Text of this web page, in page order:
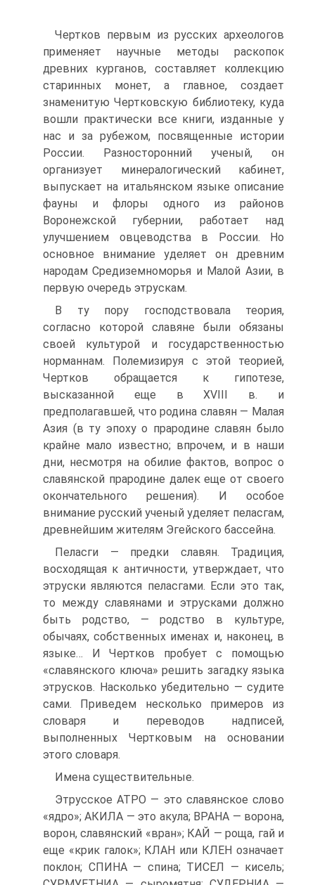
Чертков первым из русских археологов
применяет научные методы раскопок
древних курганов, составляет коллекцию
старинных монет, а главное, создает
знаменитую Чертковскую библиотеку, куда
вошли практически все книги, изданные у
нас и за рубежом, посвященные истории
России. Разносторонний ученый, он
организует минералогический кабинет,
выпускает на итальянском языке описание
фауны и флоры одного из районов
Воронежской губернии, работает над
улучшением овцеводства в России. Но
основное внимание уделяет он древним
народам Средиземноморья и Малой Азии, в
первую очередь этрускам.
В ту пору господствовала теория,
согласно которой славяне были обязаны
своей культурой и государственностью
норманнам. Полемизируя с этой теорией,
Чертков обращается к гипотезе,
высказанной еще в XVIII в. и
предполагавшей, что родина славян — Малая
Азия (в ту эпоху о прародине славян было
крайне мало известно; впрочем, и в наши
дни, несмотря на обилие фактов, вопрос о
славянской прародине далек еще от своего
окончательного решения). И особое
внимание русский ученый уделяет пеласгам,
древнейшим жителям Эгейского бассейна.
Пеласги — предки славян. Традиция,
восходящая к античности, утверждает, что
этруски являются пеласгами. Если это так,
то между славянами и этрусками должно
быть родство, — родство в культуре,
обычаях, собственных именах и, наконец, в
языке… И Чертков пробует с помощью
«славянского ключа» решить загадку языка
этрусков. Насколько убедительно — судите
сами. Приведем несколько примеров из
словаря и переводов надписей,
выполненных Чертковым на основании
этого словаря.
Имена существительные.
Этрусское АТРО — это славянское слово
«ядро»; АКИЛА — это акула; ВРАНА — ворона,
ворон, славянский «вран»; КАЙ — роща, гай и
еще «крик галок»; КЛАН или КЛЕН означает
поклон; СПИНА — спина; ТИСЕЛ — кисель;